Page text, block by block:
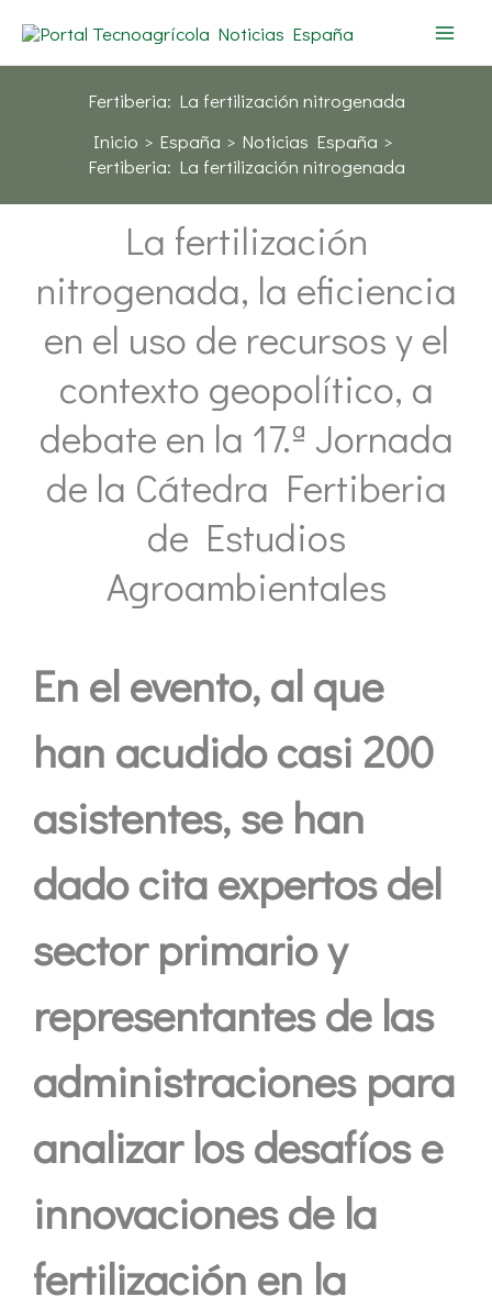
contenido
Fertiberia: La fertilización nitrogenada
Inicio
España
Noticias España
Fertiberia: La fertilización nitrogenada
La fertilización
nitrogenada, la eficiencia
en el uso de recursos y el
contexto geopolítico, a
debate en la 17.ª Jornada
de la Cátedra Fertiberia
de Estudios
Agroambientales
En el evento, al que
han acudido casi 200
asistentes, se han
dado cita expertos del
sector primario y
representantes de las
administraciones para
analizar los desafíos e
innovaciones de la
fertilización en la